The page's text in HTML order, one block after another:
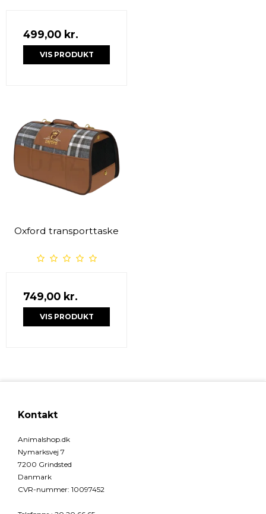
499,00 kr.
VIS PRODUKT
Oxford transporttaske
749,00 kr.
VIS PRODUKT
Kontakt
Animalshop.dk
Nymarksvej 7
7200 Grindsted
Danmark
CVR-nummer: 10097452